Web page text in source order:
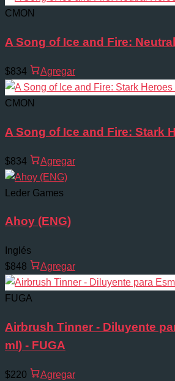
CMON
A Song of Ice and Fire:
$834 Agregar
CMON
A Song of Ice and Fire: Stark
$834 Agregar
Leder Games
Ahoy (ENG)
Inglés
$848
Agregar
FUGA
Airbrush Tinner - Diluyente
ml) - FUGA
$220 Agregar